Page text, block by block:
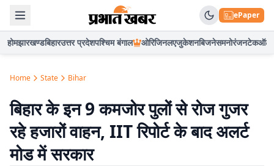
ePaper
होमझारखण्डबिहारउत्तर प्रदेशपश्चिम बंगाल ओरिजिनलएजुकेशनबिजनेसमनोरंजनटेकऑटो
Home State Bihar
बिहार के इन 9 कमजोर पुलों से रोज गुजर
रहे हजारों वाहन, IIT रिपोर्ट के बाद अलर्ट
मोड में सरकार